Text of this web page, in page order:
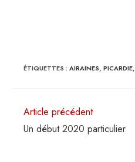
ÉTIQUETTES : AIRAINES, PICARDIE,
Read
more
articles
Article précédent
Un début 2020 particulier